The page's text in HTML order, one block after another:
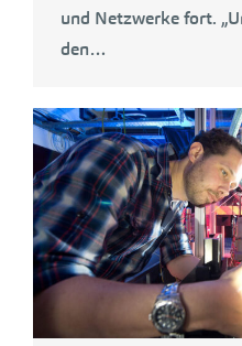
und Netzwerke fort.
den…